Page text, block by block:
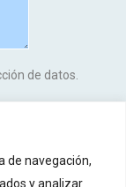
de navegación,
y analizar
de datos.